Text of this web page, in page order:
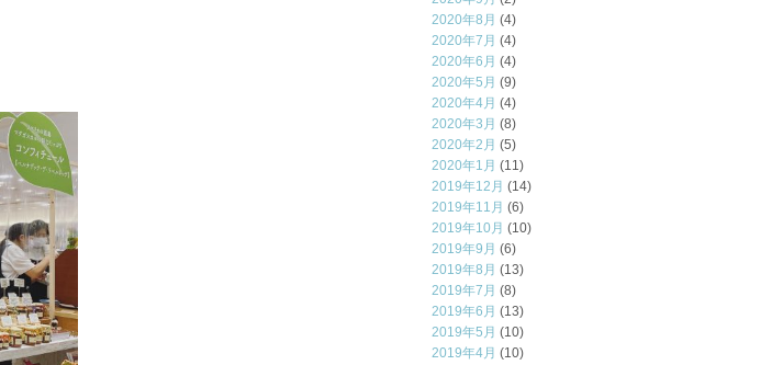
2020年8月 (4)
2020年7月 (4)
2020年6月 (4)
2020年5月 (9)
2020年4月 (4)
2020年3月 (8)
2020年2月 (5)
2020年1月 (11)
2019年12月 (14)
2019年11月 (6)
2019年10月 (10)
2019年9月 (6)
2019年8月 (13)
2019年7月 (8)
2019年6月 (13)
2019年5月 (10)
2019年4月 (10)